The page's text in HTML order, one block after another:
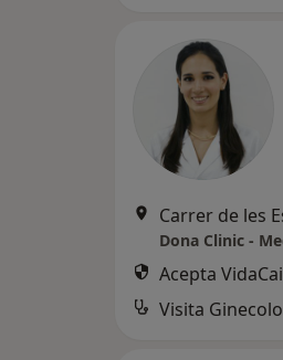
Carrer de les
Dona Clinic -
Acepta
Visita